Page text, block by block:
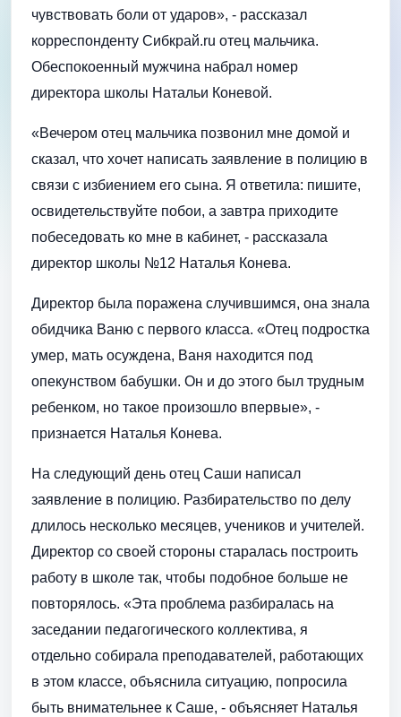
чувствовать боли от ударов», - рассказал
корреспонденту Сибкрай.ru отец мальчика.
Обеспокоенный мужчина набрал номер
директора школы Натальи Коневой.
«Вечером отец мальчика позвонил мне домой и
сказал, что хочет написать заявление в полицию в
связи с избиением его сына. Я ответила: пишите,
освидетельствуйте побои, а завтра приходите
побеседовать ко мне в кабинет, - рассказала
директор школы №12 Наталья Конева.
Директор была поражена случившимся, она знала
обидчика Ваню с первого класса. «Отец подростка
умер, мать осуждена, Ваня находится под
опекунством бабушки. Он и до этого был трудным
ребенком, но такое произошло впервые», -
признается Наталья Конева.
На следующий день отец Саши написал
заявление в полицию. Разбирательство по делу
длилось несколько месяцев, учеников и учителей.
Директор со своей стороны старалась построить
работу в школе так, чтобы подобное больше не
повторялось. «Эта проблема разбиралась на
заседании педагогического коллектива, я
отдельно собирала преподавателей, работающих
в этом классе, объяснила ситуацию, попросила
быть внимательнее к Саше, - объясняет Наталья